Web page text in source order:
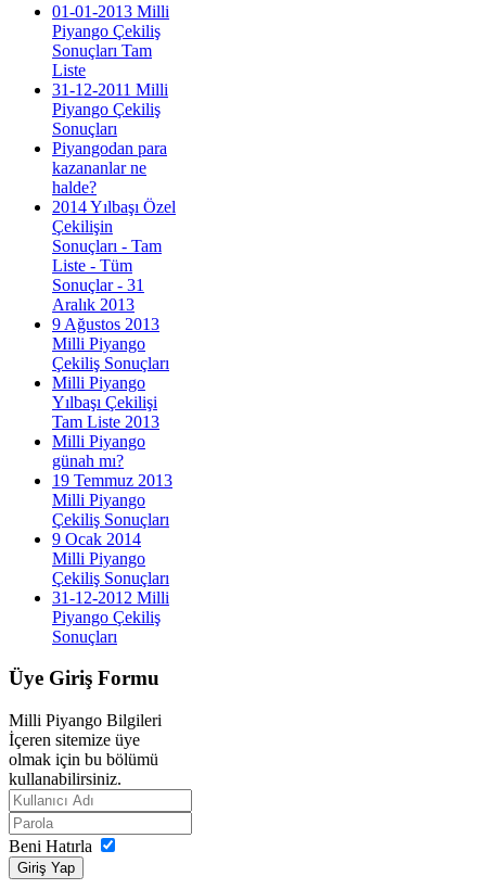
01-01-2013 Milli
Piyango Çekiliş
Sonuçları Tam
Liste
31-12-2011 Milli
Piyango Çekiliş
Sonuçları
Piyangodan para
kazananlar ne
halde?
2014 Yılbaşı Özel
Çekilişin
Sonuçları - Tam
Liste - Tüm
Sonuçlar - 31
Aralık 2013
9 Ağustos 2013
Milli Piyango
Çekiliş Sonuçları
Milli Piyango
Yılbaşı Çekilişi
Tam Liste 2013
Milli Piyango
günah mı?
19 Temmuz 2013
Milli Piyango
Çekiliş Sonuçları
9 Ocak 2014
Milli Piyango
Çekiliş Sonuçları
31-12-2012 Milli
Piyango Çekiliş
Sonuçları
Üye Giriş Formu
Milli Piyango Bilgileri
İçeren sitemize üye
olmak için bu bölümü
kullanabilirsiniz.
Beni Hatırla
Giriş Yap